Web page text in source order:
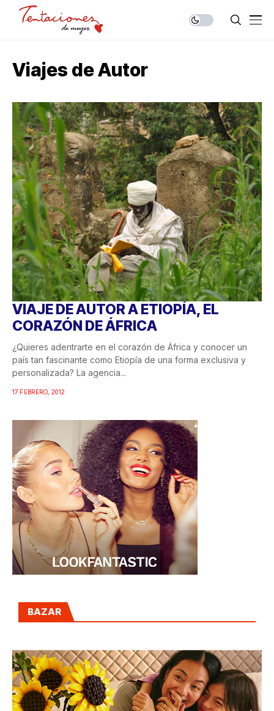
Viajes de Autor
VIAJE DE AUTOR A ETIOPÍA, EL
CORAZÓN DE ÁFRICA
¿Quieres adentrarte en el corazón de África y conocer un
país tan fascinante como Etiopía de una forma exclusiva y
personalizada? La agencia...
17 FEBRERO, 2012
BAZAR